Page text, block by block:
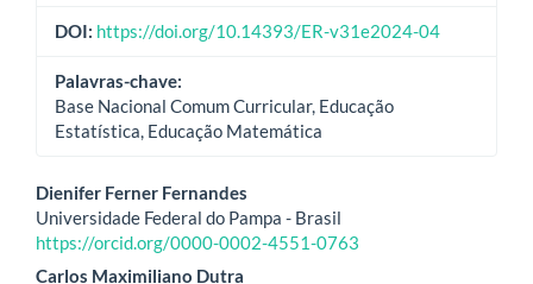
DOI: https://doi.org/10.14393/ER-v31e2024-04
Palavras-chave:
Base Nacional Comum Curricular, Educação
Estatística, Educação Matemática
Conteúdo
do
Dienifer Ferner Fernandes
Universidade Federal do Pampa - Brasil
https://orcid.org/0000-0002-4551-0763
Carlos Maximiliano Dutra